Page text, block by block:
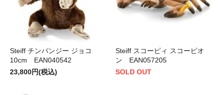
Steiff チンパンジー ジョコ
10cm EAN040542
23,800円(税込)
Steiff スコーピィ スコーピオ
ン EAN057205
SOLD OUT